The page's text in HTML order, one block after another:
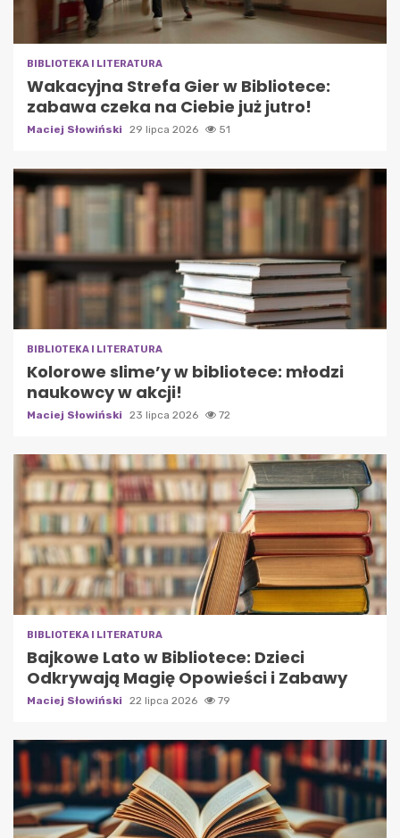
BIBLIOTEKA I LITERATURA
Wakacyjna Strefa Gier w Bibliotece:
zabawa czeka na Ciebie już jutro!
Maciej Słowiński 29 lipca 2026 51
BIBLIOTEKA I LITERATURA
Kolorowe slime’y w bibliotece: młodzi
naukowcy w akcji!
Maciej Słowiński 23 lipca 2026 72
BIBLIOTEKA I LITERATURA
Bajkowe Lato w Bibliotece: Dzieci
Odkrywają Magię Opowieści i Zabawy
Maciej Słowiński 22 lipca 2026 79